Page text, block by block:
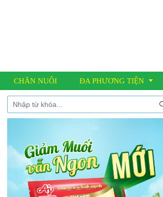
CHĂN NUÔI ĐA PHƯƠNG TIỆN
Video clip